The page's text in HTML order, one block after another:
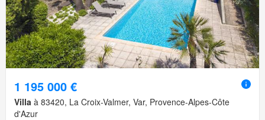
1 195 000 €
Villa à 83420, La Croix-Valmer, Var, Provence-Alpes-Côte
d'Azur